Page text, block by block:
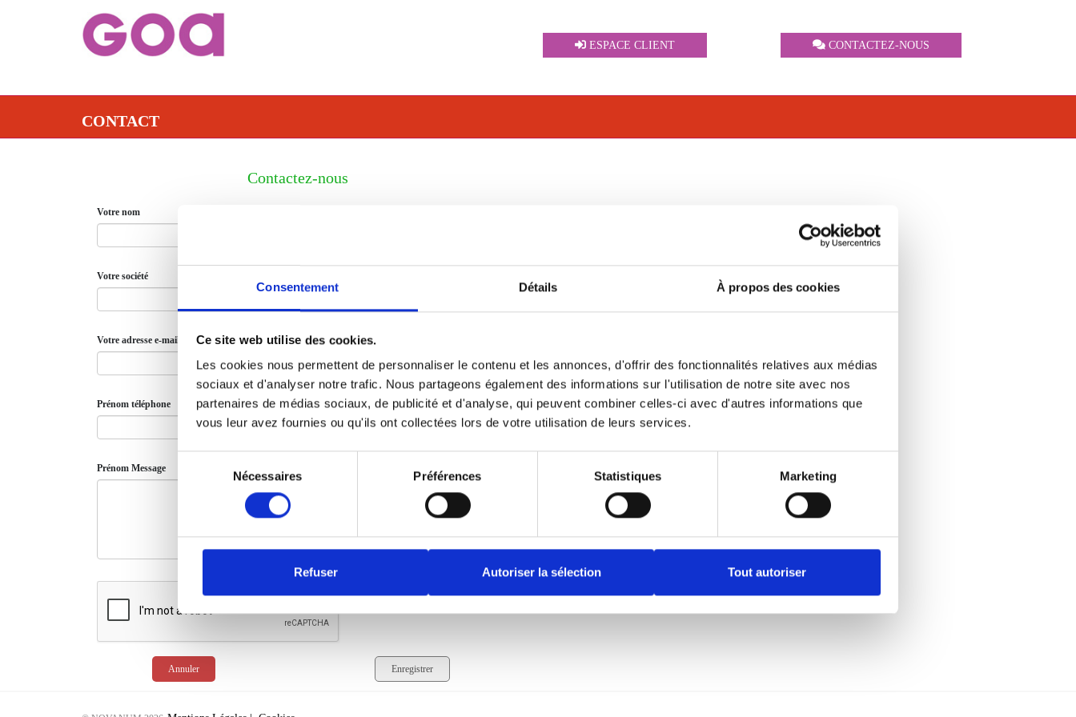
Consentement Détails À propos des cookies
Ce site web utilise des cookies.
Les cookies nous permettent de personnaliser le contenu et les annonces, d'offrir des fonctionnalités relatives aux médias
sociaux et d'analyser notre trafic. Nous partageons également des informations sur l'utilisation de notre site avec nos
partenaires de médias sociaux, de publicité et d'analyse, qui peuvent combiner celles-ci avec d'autres informations que
vous leur avez fournies ou qu'ils ont collectées lors de votre utilisation de leurs services.
Nécessaires Préférences Statistiques Marketing
Refuser Autoriser la sélection Tout autoriser
ESPACE CLIENT CONTACTEZ-NOUS
CONTACT
Contactez-nous
Votre nom
Votre société
Votre adresse e-mail
Prénom téléphone
Prénom Message
Annuler Enregistrer